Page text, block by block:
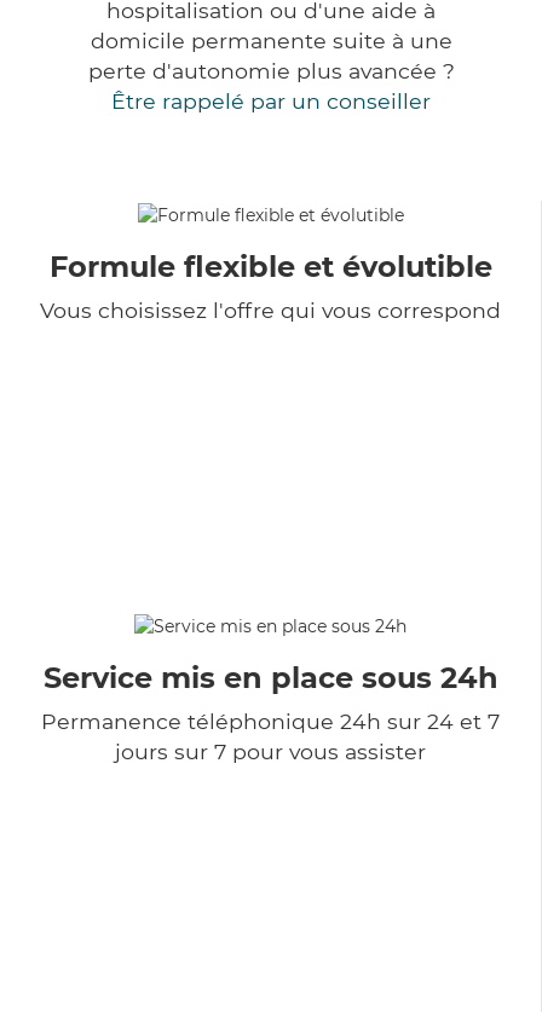
hospitalisation ou d'une aide à
domicile permanente suite à une
perte d'autonomie plus avancée ?
Être rappelé par un conseiller
Formule flexible et évolutible
Vous choisissez l'offre qui vous correspond
Service mis en place sous 24h
Permanence téléphonique 24h sur 24 et 7
jours sur 7 pour vous assister